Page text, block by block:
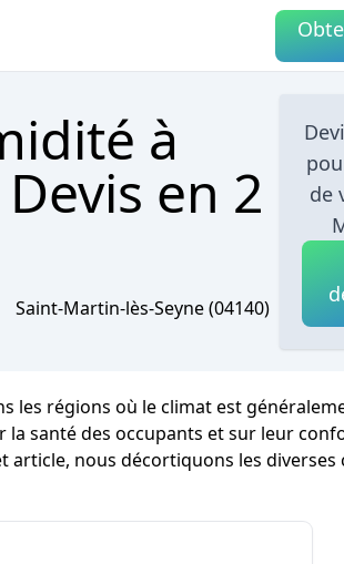
à
en 2
Saint-Martin-lès-Seyne(04140)
de
les régions où le climat est
santé des occupants et sur leur
nous décortiquons les diverses